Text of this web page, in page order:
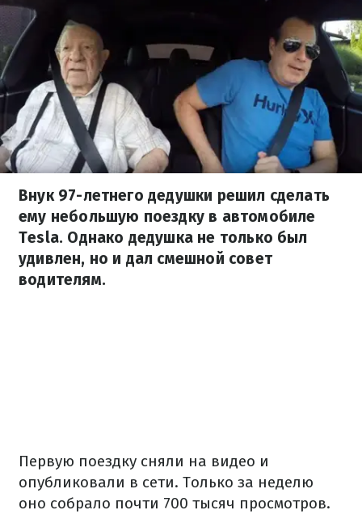
Внук 97-летнего дедушки решил сделать
ему небольшую поездку в автомобиле
Tesla. Однако дедушка не только был
удивлен, но и дал смешной совет
водителям.
Первую поездку сняли на видео и
опубликовали в сети. Только за неделю
оно собрало почти 700 тысяч просмотров.